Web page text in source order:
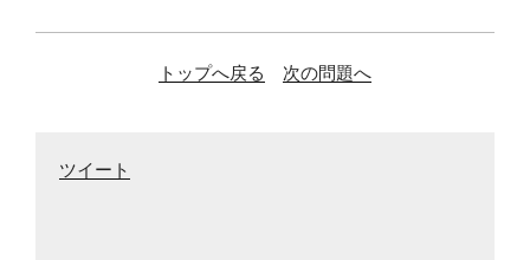
トップへ戻る 次の問題へ
ツイート